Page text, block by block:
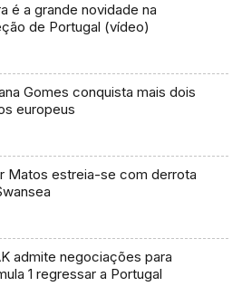
é a grande novidade na
de Portugal (vídeo)
Gomes conquista mais dois
europeus
Matos estreia-se com derrota
admite negociações para
1 regressar a Portugal